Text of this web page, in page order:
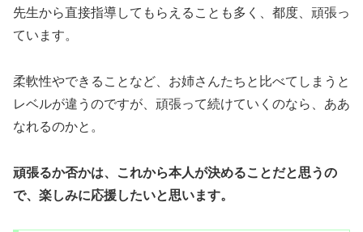
先生から直接指導してもらえることも多く、都度、頑張っ
ています。
柔軟性やできることなど、お姉さんたちと比べてしまうと
レベルが違うのですが、頑張って続けていくのなら、ああ
なれるのかと。
頑張るか否かは、これから本人が決めることだと思うの
で、楽しみに応援したいと思います。